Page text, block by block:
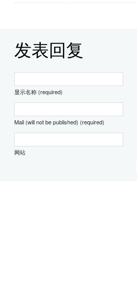
发表回复
显示名称 (required)
Mail (will not be published) (required)
网站